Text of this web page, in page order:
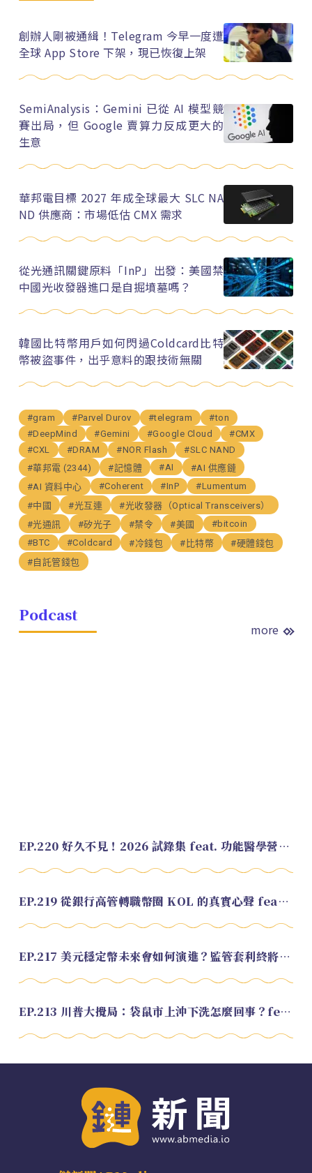
創辦人剛被通緝！Telegram 今早一度遭
全球 App Store 下架，現已恢復上架
SemiAnalysis：Gemini 已從 AI 模型競
賽出局，但 Google 賣算力反成更大的
生意
華邦電目標 2027 年成全球最大 SLC NA
ND 供應商：市場低估 CMX 需求
從光通訊關鍵原料「InP」出發：美國禁
中國光收發器進口是自掘墳墓嗎？
韓國比特幣用戶如何閃過Coldcard比特
幣被盜事件，出乎意料的跟技術無關
#gram #Parvel Durov #telegram
#ton
#DeepMind
#Gemini #Google Cloud
#CMX
#CXL
#DRAM #NOR Flash
#SLC NAND
#華邦電 (2344)
#記憶體 #AI
#AI 供應鏈
#AI 資料中心
#Coherent #InP
#Lumentum
#中國
#光互連
#光收發器（Optical Transceivers）
#光通訊
#矽光子 #禁令 #美國
#bitcoin
#BTC
#Coldcard #冷錢包 #比特幣
#硬體錢包
#自託管錢包
Podcast
more
EP.220 好久不見！2026 試錄集 feat. 功能醫學營養師 美寶
EP.219 從銀行高管轉職幣圈 KOL 的真實心聲 feat.龜大
EP.217 美元穩定幣未來會如何演進？監管套利終將收斂？feat. 研究員 余哲安
EP.213 川普大攪局：袋鼠市上沖下洗怎麼回事？feat. Alvin